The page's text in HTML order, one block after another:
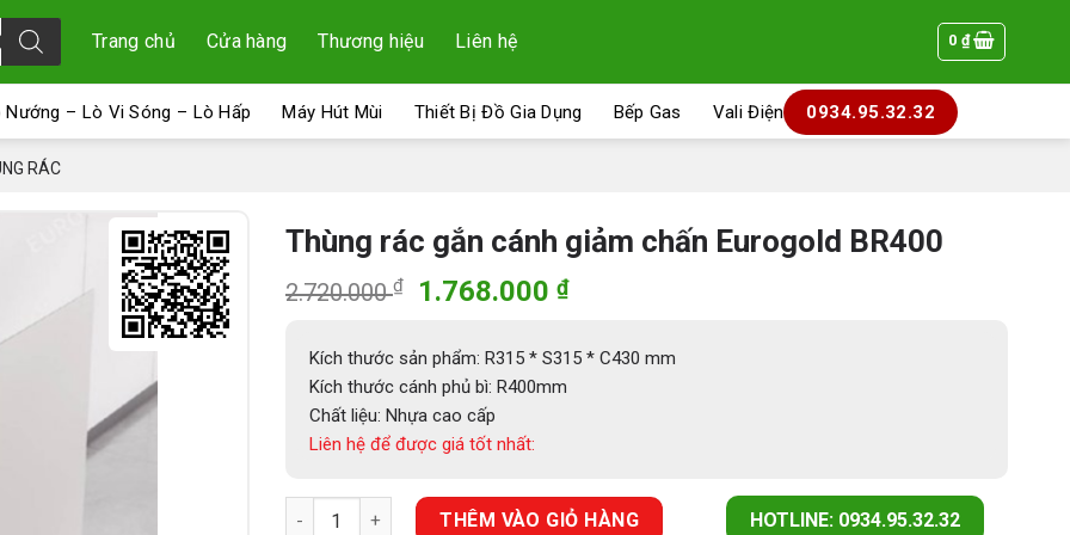
Trang chủ Cửa hàng Thương hiệu Liên hệ 0 ₫
Nướng – Lò Vi Sóng – Lò Hấp Máy Hút Mùi Thiết Bị Đồ Gia Dụng Bếp Gas Vali Điện 0934.95.32.32
RÁC
Thùng rác gắn cánh giảm chấn Eurogold BR400
2.720.000₫
Giá
là:
2.720.000 ₫.
1.768.000 ₫Giá
tại
Kích thước sản phẩm: R315 * S315 * C430 mm
Kích thước cánh phủ bì: R400mm
Chất liệu: Nhựa cao cấp
Liên hệ để được giá tốt nhất:
Thùng rác gắn cánh giảm chấn Eurogold BR400 số lượng
THÊM VÀO GIỎ HÀNG HOTLINE: 0934.95.32.32